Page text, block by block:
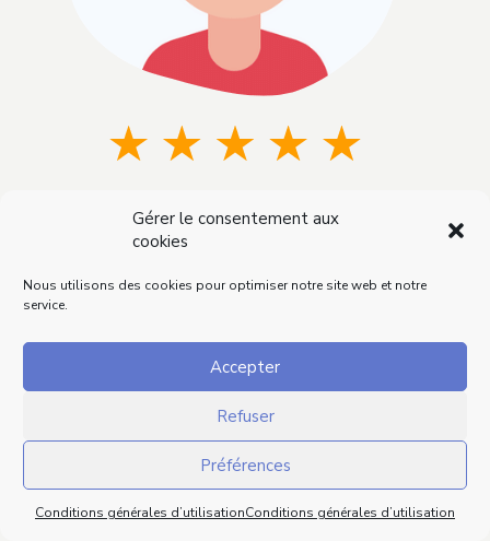
Gérer le consentement aux
cookies
Nous utilisons des cookies pour optimiser notre site web et notre
service.
Accepter
Refuser
Préférences
Conditions générales d’utilisationConditions générales d’utilisation
Excellent podcast…
chaque personne lorsqu’elle parle de sa passion.